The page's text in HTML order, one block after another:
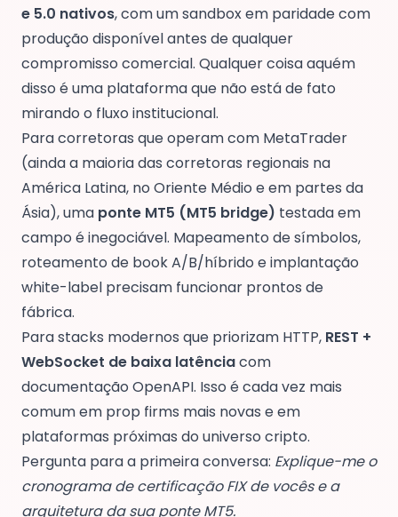
e 5.0 nativos, com um sandbox em paridade com
produção disponível antes de qualquer
compromisso comercial. Qualquer coisa aquém
disso é uma plataforma que não está de fato
mirando o fluxo institucional.
Para corretoras que operam com MetaTrader
(ainda a maioria das corretoras regionais na
América Latina, no Oriente Médio e em partes da
Ásia), uma ponte MT5 (MT5 bridge) testada em
campo é inegociável. Mapeamento de símbolos,
roteamento de book A/B/híbrido e implantação
white-label precisam funcionar prontos de
fábrica.
Para stacks modernos que priorizam HTTP, REST +
WebSocket de baixa latênciacom
documentação OpenAPI. Isso é cada vez mais
comum em prop firms mais novas e em
plataformas próximas do universo cripto.
Pergunta para a primeira conversa: Explique-me o
cronograma de certificação FIX de vocês e a
arquitetura da sua ponte MT5.